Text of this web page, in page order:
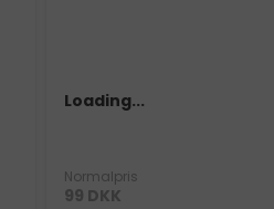
Loading...
Normalpris
99 DKK